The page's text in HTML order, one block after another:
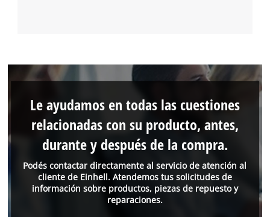
Podés contactar directamente al servicio de atención al
cliente de Einhell. Atendemos tus solicitudes de
información sobre productos, piezas de repuesto y
reparaciones.
Le ayudamos en todas las cuestiones
relacionadas con su producto, antes,
durante y después de la compra.